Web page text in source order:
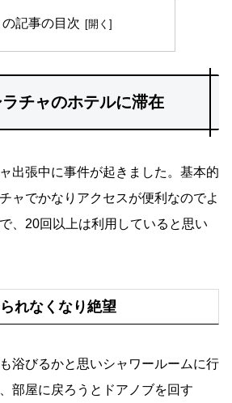
の記事の目次
チャのホテルに滞在
出張中に事件が起きました。基本的
ャでかなりアクセスが便利なのでよ
、20回以上は利用していると思い
れなくなり絶望
浴びるかと思いシャワールームに行
部屋に戻ろうとドアノブを回す